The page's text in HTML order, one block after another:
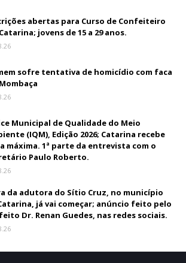
abertas para Curso de Confeiteiro
jovens de 15 a 29 anos.
sofre tentativa de homicídio com faca
Municipal de Qualidade do Meio
(IQM), Edição 2026; Catarina recebe
máxima. 1ª parte da entrevista com o
Paulo Roberto.
da adutora do Sítio Cruz, no município
já vai começar; anúncio feito pelo
Dr. Renan Guedes, nas redes sociais.